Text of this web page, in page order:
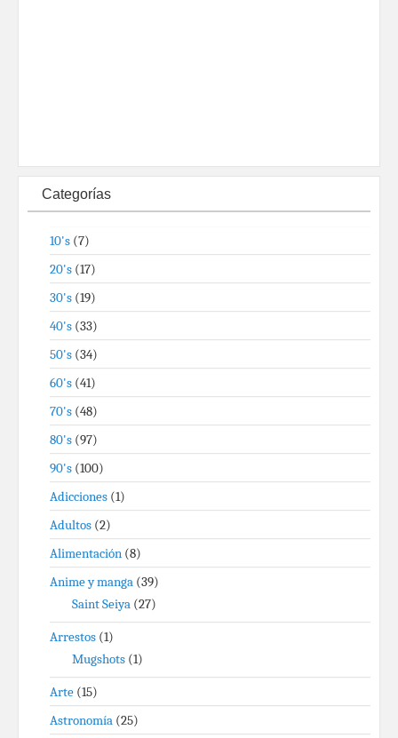
Categorías
10's (7)
20's (17)
30's (19)
40's (33)
50's (34)
60's (41)
70's (48)
80's (97)
90's (100)
Adicciones (1)
Adultos (2)
Alimentación (8)
Anime y manga (39)
Saint Seiya (27)
Arrestos (1)
Mugshots (1)
Arte (15)
Astronomía (25)